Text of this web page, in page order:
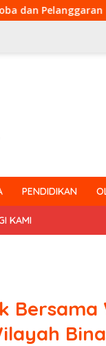
Satgas
PENDIDIKAN
KAMI